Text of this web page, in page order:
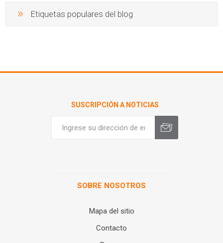
Etiquetas populares del blog
SUSCRIPCIÓN A NOTICIAS
SOBRE NOSOTROS
Mapa del sitio
Contacto